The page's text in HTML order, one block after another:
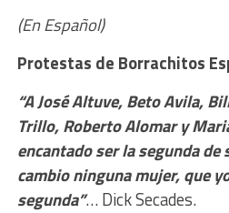
(En Español)
Protestas de Borrachitos
“A José Altuve, Beto Avila,
Trillo, Roberto Alomar y
encantado ser la segunda
cambio ninguna mujer, que
segunda”… Dick Secades.